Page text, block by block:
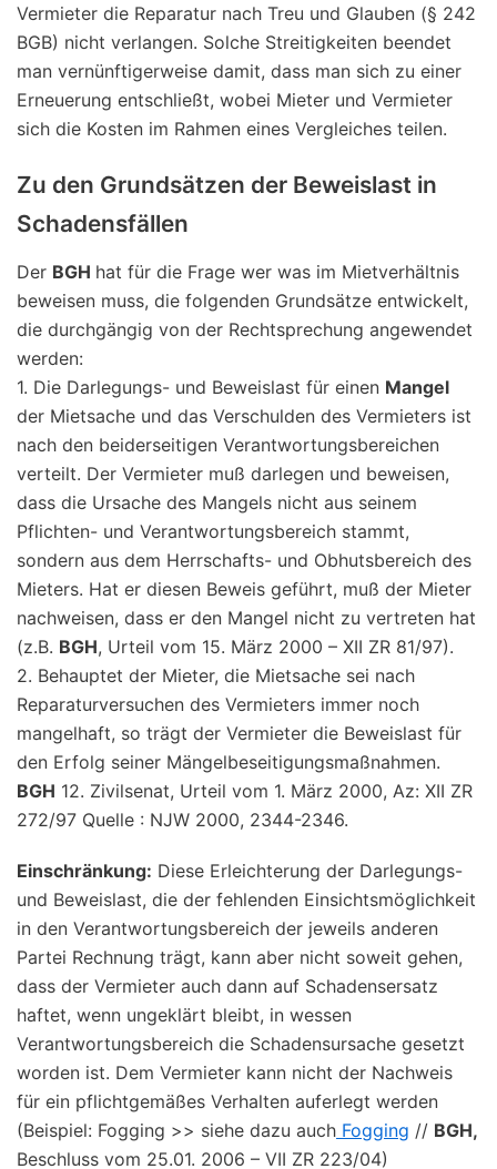
Vermieter die Reparatur nach Treu und Glauben (§ 242
BGB) nicht verlangen. Solche Streitigkeiten beendet
man vernünftigerweise damit, dass man sich zu einer
Erneuerung entschließt, wobei Mieter und Vermieter
sich die Kosten im Rahmen eines Vergleiches teilen.
Zu den Grundsätzen der Beweislast in
Schadensfällen
Der BGH hat für die Frage wer was im Mietverhältnis
beweisen muss, die folgenden Grundsätze entwickelt,
die durchgängig von der Rechtsprechung angewendet
werden:
1. Die Darlegungs- und Beweislast für einen Mangel
der Mietsache und das Verschulden des Vermieters ist
nach den beiderseitigen Verantwortungsbereichen
verteilt. Der Vermieter muß darlegen und beweisen,
dass die Ursache des Mangels nicht aus seinem
Pflichten- und Verantwortungsbereich stammt,
sondern aus dem Herrschafts- und Obhutsbereich des
Mieters. Hat er diesen Beweis geführt, muß der Mieter
nachweisen, dass er den Mangel nicht zu vertreten hat
(z.B. BGH, Urteil vom 15. März 2000 – XII ZR 81/97).
2. Behauptet der Mieter, die Mietsache sei nach
Reparaturversuchen des Vermieters immer noch
mangelhaft, so trägt der Vermieter die Beweislast für
den Erfolg seiner Mängelbeseitigungsmaßnahmen.
BGH 12. Zivilsenat, Urteil vom 1. März 2000, Az: XII ZR
272/97 Quelle : NJW 2000, 2344-2346.
Einschränkung: Diese Erleichterung der Darlegungs-
und Beweislast, die der fehlenden Einsichtsmöglichkeit
in den Verantwortungsbereich der jeweils anderen
Partei Rechnung trägt, kann aber nicht soweit gehen,
dass der Vermieter auch dann auf Schadensersatz
haftet, wenn ungeklärt bleibt, in wessen
Verantwortungsbereich die Schadensursache gesetzt
worden ist. Dem Vermieter kann nicht der Nachweis
für ein pflichtgemäßes Verhalten auferlegt werden
(Beispiel: Fogging >> siehe dazu auch Fogging // BGH,
Beschluss vom 25.01. 2006 – VII ZR 223/04)